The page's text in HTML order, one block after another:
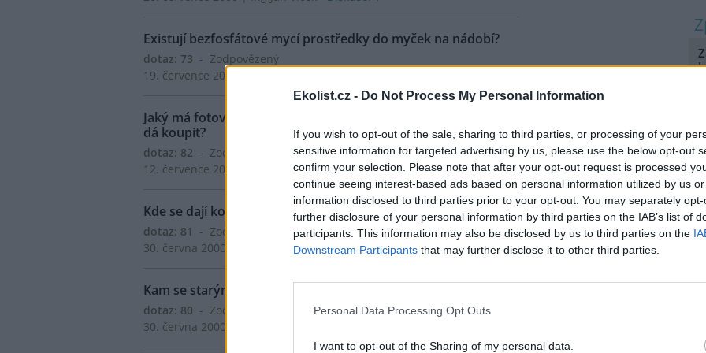
Ekolist.cz - Do Not Process My Personal Information
If you wish to opt-out of the sale, sharing to third parties, or processing of your
sensitive information for targeted advertising by us, please use the below opt-out
confirm your selection. Please note that after your opt-out request is processed
continue seeing interest-based ads based on personal information utilized by us
information disclosed to third parties prior to your opt-out. You may separately
further disclosure of your personal information by third parties on the IAB’s list of
participants. This information may also be disclosed by us to third parties on the
Downstream Participants that may further disclose it to other third parties.
Personal Data Processing Opt Outs
I want to opt-out of the Sharing of my personal data.
Existují bezfosfátové mycí prostředky do myček na nádobí?
dotaz: 73 - Zodpovězený
19. července 2000 | Jana Hurniková
Jaký má fotovoltaický článek výkon v zimě, kolik stojí a kde se
dá koupit?
dotaz: 82 - Zodpovězený
12. července 2000 | Jiří Vosecký
Kde se dají koupit bio potraviny?
dotaz: 81
- Zodpovězený
30. června 2000 | Martin Svoboda, Monika Folvarcná
Diskuse: 3
Kam se starými žárovkami a obaly ze sprejů?
dotaz: 80 - Zodpovězený
30. června 2000 | Ivona Hlasová